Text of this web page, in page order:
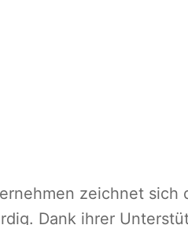
zeichnet sich
Dank ihrer